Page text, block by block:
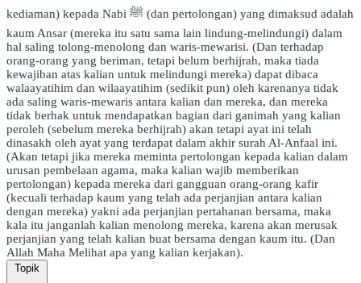
kediaman) kepada Nabi ﷺ (dan pertolongan) yang dimaksud adalah
kaum Ansar (mereka itu satu sama lain lindung-melindungi) dalam
hal saling tolong-menolong dan waris-mewarisi. (Dan terhadap
orang-orang yang beriman, tetapi belum berhijrah, maka tiada
kewajiban atas kalian untuk melindungi mereka) dapat dibaca
walaayatihim dan wilaayatihim (sedikit pun) oleh karenanya tidak
ada saling waris-mewaris antara kalian dan mereka, dan mereka
tidak berhak untuk mendapatkan bagian dari ganimah yang kalian
peroleh (sebelum mereka berhijrah) akan tetapi ayat ini telah
dinasakh oleh ayat yang terdapat dalam akhir surah Al-Anfaal ini.
(Akan tetapi jika mereka meminta pertolongan kepada kalian dalam
urusan pembelaan agama, maka kalian wajib memberikan
pertolongan) kepada mereka dari gangguan orang-orang kafir
(kecuali terhadap kaum yang telah ada perjanjian antara kalian
dengan mereka) yakni ada perjanjian pertahanan bersama, maka
kala itu janganlah kalian menolong mereka, karena akan merusak
perjanjian yang telah kalian buat bersama dengan kaum itu. (Dan
Allah Maha Melihat apa yang kalian kerjakan).
Topik